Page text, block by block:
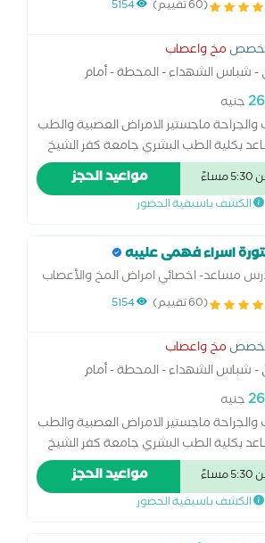
(60 تقييم) 5154
مخ واعصاب
شباس الشهداء - المحطة - أمام
جنيه
ماجستير الامراض العصبية والطب
بكلية الطب البشري جامعة كفر الشيخ
والنخاع الشوكى والام الظهروضعف
النوم - شلل الرعاش- الحركات
الذهاني والاكتئاب والقلق والتوتر
مواعيد الحجز
الكشف باسبقية الحضور
اسراء فهمى عليبه
مساعد- اخصائي امراض المخ والأعصاب
والطب النفسي Assistant lecturer of (60 تقييم) 5154
مخ واعصاب
شباس الشهداء - المحطة - أمام
جنيه
ماجستير الامراض العصبية والطب
بكلية الطب البشري جامعة كفر الشيخ
والنخاع الشوكى والام الظهروضعف
النوم - شلل الرعاش- الحركات
الذهاني والاكتئاب والقلق والتوتر
مواعيد الحجز
الكشف باسبقية الحضور